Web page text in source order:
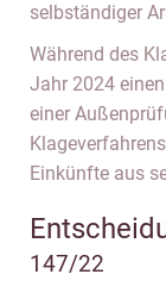
selbständiger
Während des
Jahr 2024
einer
Einkünfte aus
147/22